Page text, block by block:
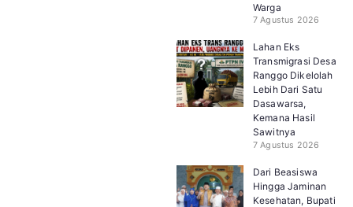
Warga
7 Agustus 2026
Lahan Eks
Transmigrasi Desa
Ranggo Dikelolah
Lebih Dari Satu
Dasawarsa,
Kemana Hasil
Sawitnya
7 Agustus 2026
Dari Beasiswa
Hingga Jaminan
Kesehatan, Bupati